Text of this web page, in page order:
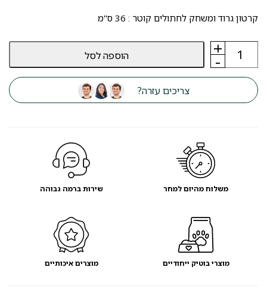
קרטון גרוד ומשחק לחתולים קוטר : 36 ס"מ
-
כמות
קרטון
גרוד
ומשחק
לחתולים
דאגלס
+ הוספה לסל
צריכים עזרה?
משלוח מהיום למחר שירות ברמה גבוהה
מוצרי בוטיק ייחודיים מוצרים איכותיים